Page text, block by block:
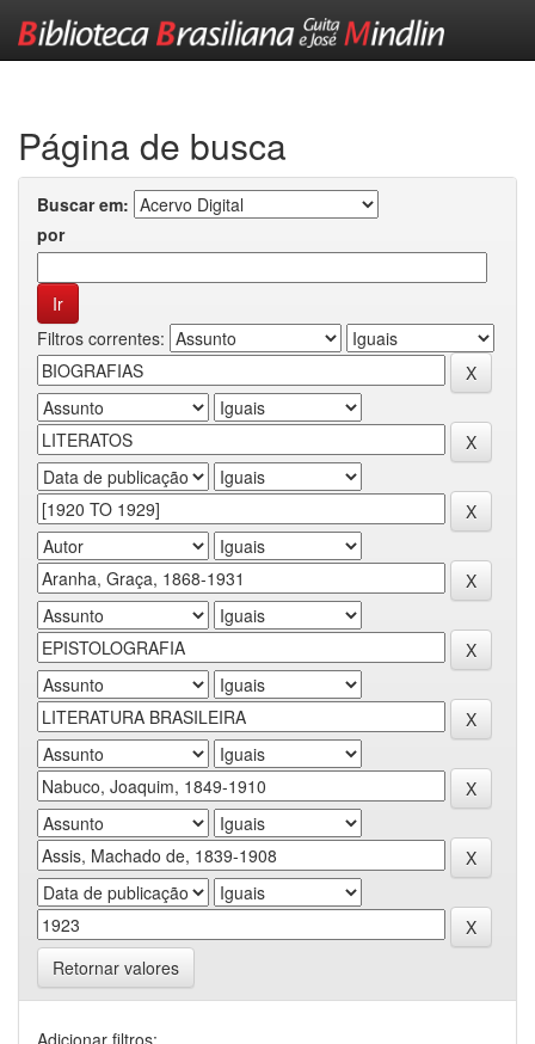
Página de busca
Buscar em:
por
Filtros correntes:
Retornar valores
Adicionar filtros: